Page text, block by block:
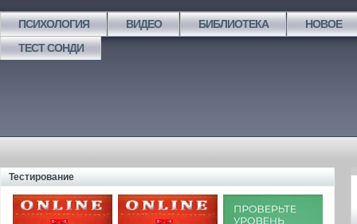
ПСИХОЛОГИЯ ВИДЕО БИБЛИОТЕКА
НОВОЕ
ТЕСТ СОНДИ
Тестирование